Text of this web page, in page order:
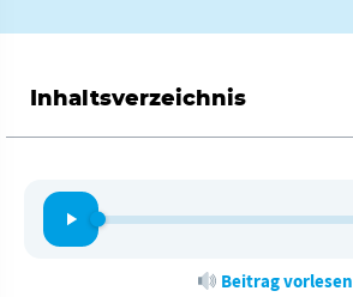
Inhaltsverzeichnis
Beitrag vorlesen